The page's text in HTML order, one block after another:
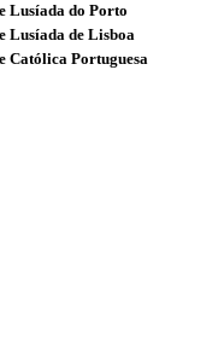
Lusíada do Porto
Lusíada de Lisboa
Católica Portuguesa